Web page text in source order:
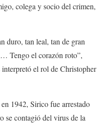
colega y socio del crimen,
duro, tan leal, tan de gran
Tengo el corazón roto”,
el rol de Christopher
1942, Sirico fue arrestado
se contagió del virus de la